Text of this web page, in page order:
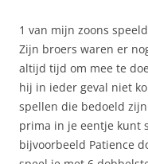
1 van mijn zoons
Zijn broers waren er
altijd tijd om mee te
hij in ieder geval niet
spellen die bedoeld
prima in je eentje kunt
bijvoorbeeld Patience